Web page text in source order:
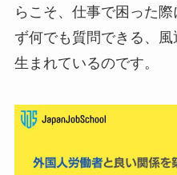
らこそ、仕事で困った
ず何でも質問できる、
生まれているのです。